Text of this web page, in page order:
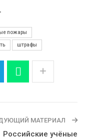
пожары
штрафы
МАТЕРИАЛ
Российские учёные